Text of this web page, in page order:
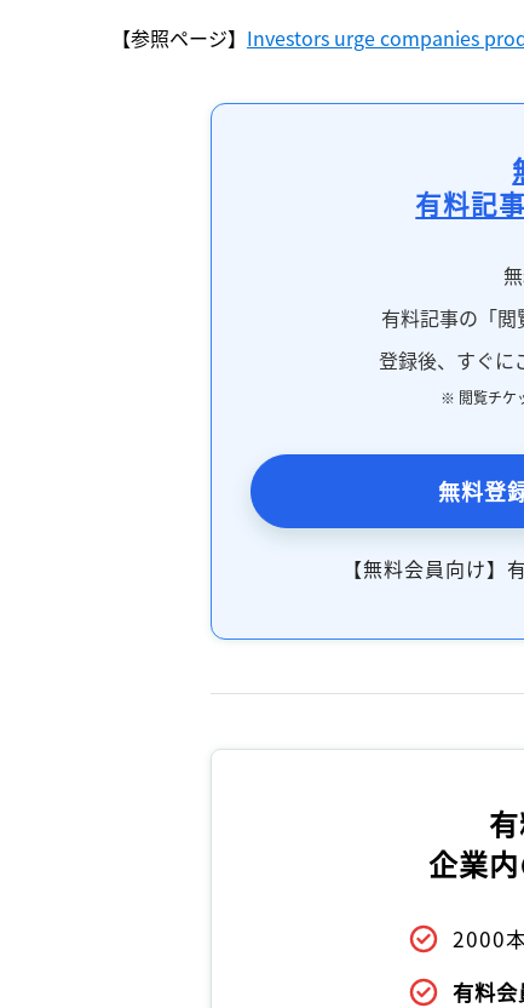
【参照ページ】 Investors urge companies
有料記
有料記事の「閲
登録後、すぐに
※ 閲覧チケ
無料登
【無料会員向け】
企業
2000
有料